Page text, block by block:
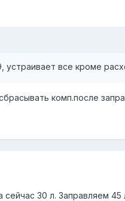
устраивает все кроме
комп.после
30 л. Заправляем